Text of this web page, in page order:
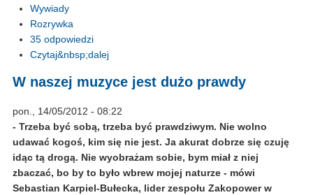
Wywiady
Rozrywka
35 odpowiedzi
Czytaj&nbsp;dalej
W naszej muzyce jest dużo prawdy
pon., 14/05/2012 - 08:22
- Trzeba być sobą, trzeba być prawdziwym. Nie wolno
udawać kogoś, kim się nie jest. Ja akurat dobrze się czuję
idąc tą drogą. Nie wyobrażam sobie, bym miał z niej
zbaczać, bo by to było wbrew mojej naturze - mówi
Sebastian Karpiel-Bułecka, lider zespołu Zakopower w